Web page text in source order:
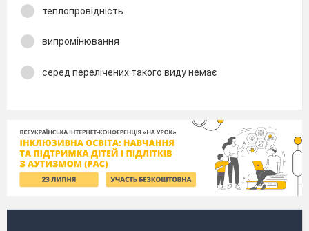
теплопровідність
випромінювання
серед перелічених такого виду немає